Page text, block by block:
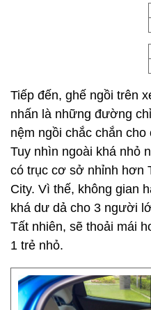
Tiếp đến, ghế ngồi trên
nhấn là những đường
nệm ngồi chắc chắn
Tuy nhìn ngoài khá nhỏ
có trục cơ sở nhỉnh hơn
City. Vì thế, không gian
khá dư dả cho 3 người
Tất nhiên, sẽ thoải mái
1 trẻ nhỏ.